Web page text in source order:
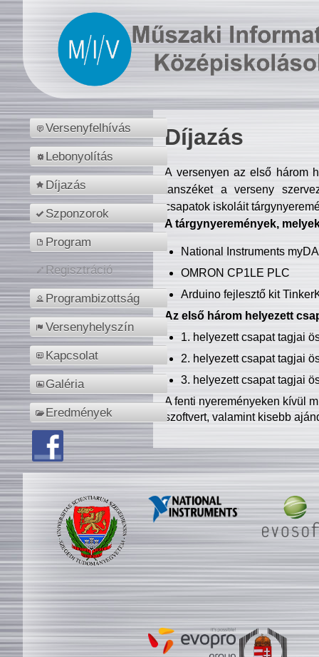
Versenyfelhívás
Lebonyolítás
Díjazás
Szponzorok
Program
Regisztráció
Programbizottság
Versenyhelyszín
Kapcsolat
Galéria
Eredmények
Díjazás
A versenyen az első három
tanszéket a verseny
csapatok iskoláit
A tárgynyeremények,
National Instruments
OMRON CP1LE PLC
Arduino fejlesztő kit
Az első három helyezett
1. helyezett csapat tagjai
2. helyezett csapat tagjai
3. helyezett csapat tagjai
A fenti nyereményeken kívül
szoftvert, valamint kisebb